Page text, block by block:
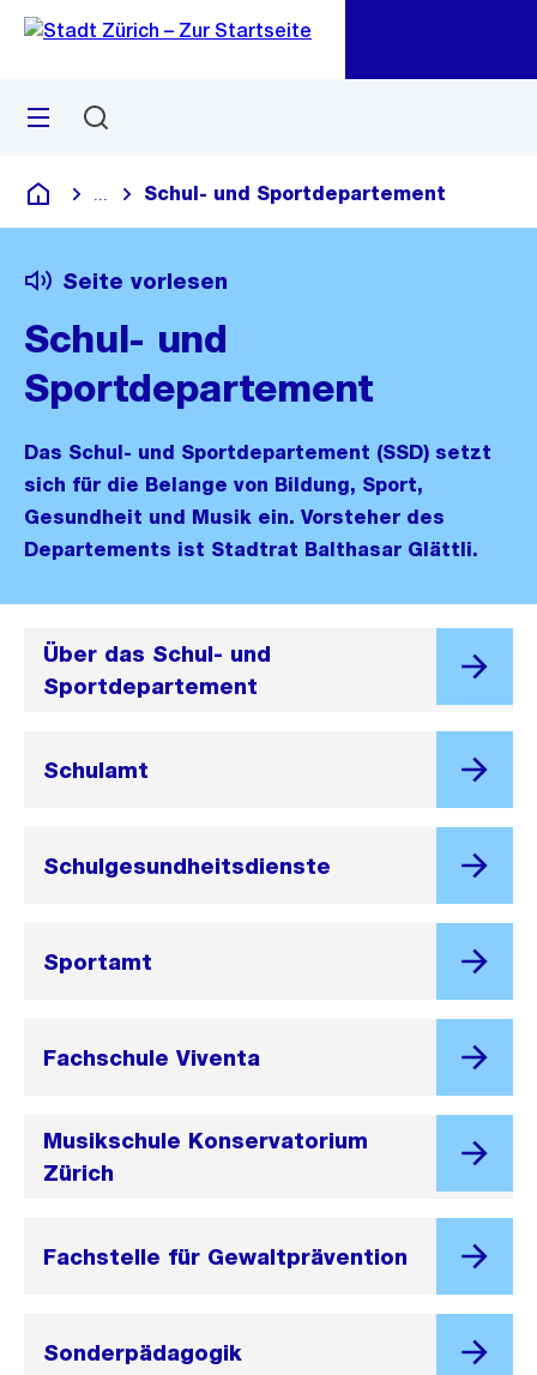
Navigation
Sprunglink
Menü
Deutsch
Blende alle Breadcrumbs ein
Schul- und Sportdepartement
Seite vorlesen
Schul- und
Sportdepartement
Das Schul- und Sportdepartement (SSD) setzt
sich für die Belange von Bildung, Sport,
Gesundheit und Musik ein. Vorsteher des
Departements ist Stadtrat Balthasar Glättli.
Über das Schul- und
Sportdepartement
Schulamt
Schulgesundheitsdienste
Sportamt
Fachschule Viventa
Musikschule Konservatorium
Zürich
Fachstelle für Gewaltprävention
Sonderpädagogik